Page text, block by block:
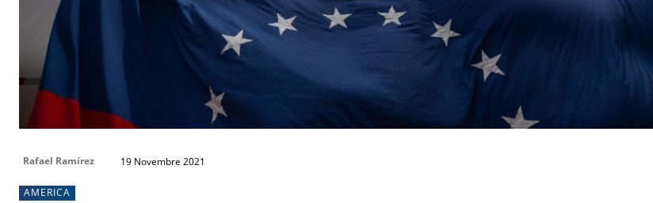
Rafael Ramírez 19 Novembre 2021
AMERICA